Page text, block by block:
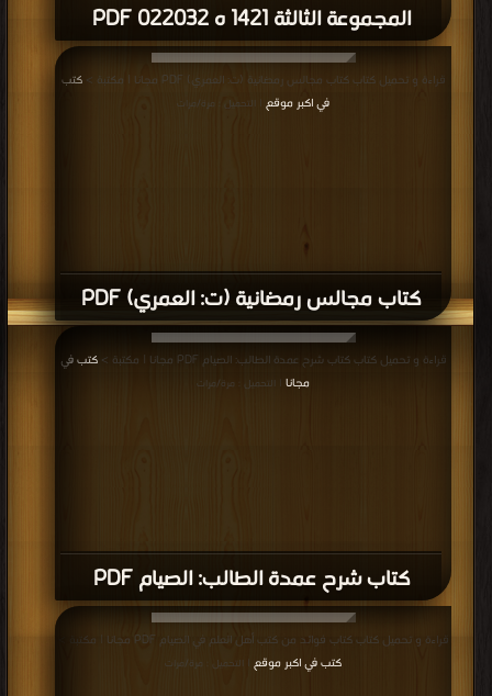
المجموعة الثالثة 1421 ه 022032 PDF
كتاب مجالس رمضانية (ت: العمري) PDF
قراءة و تحميل كتاب كتاب مجالس رمضانية (ت: العمري) PDF مجانا | مكتبة >
كتب
في اكبر موقع
| التحميل : مرة/مرات
كتاب شرح عمدة الطالب: الصيام PDF
قراءة و تحميل كتاب كتاب شرح عمدة الطالب: الصيام PDF مجانا | مكتبة >
كتب في
مجانا | التحميل : مرة/مرات
قراءة و تحميل كتاب كتاب فوائد من كتب أهل العلم في الصيام PDF مجانا | مكتبة >
كتب في اكبر موقع
| التحميل : مرة/مرات